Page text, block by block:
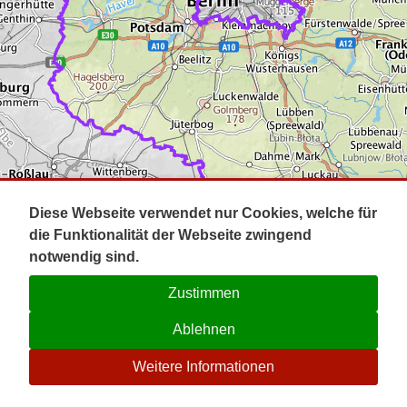
Impressum
Kontakt
☉
Diese Webseite verwendet nur Cookies, welche für
die Funktionalität der Webseite zwingend
notwendig sind.
Zustimmen
Ablehnen
Weitere Informationen